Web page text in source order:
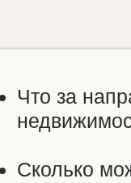
Что за
Сколько